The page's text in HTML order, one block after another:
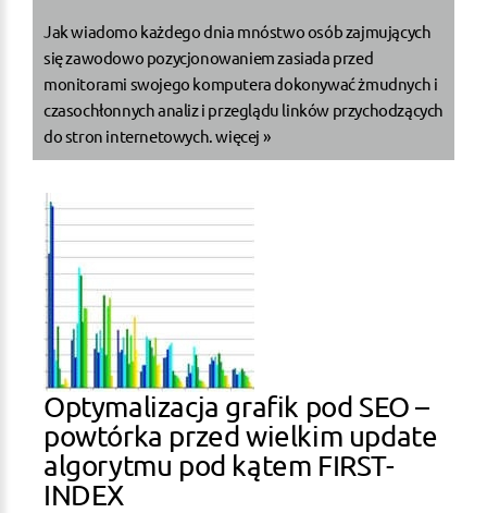
Jak wiadomo każdego dnia mnóstwo osób zajmujących
się zawodowo pozycjonowaniem zasiada przed
monitorami swojego komputera dokonywać żmudnych i
czasochłonnych analiz i przeglądu linków przychodzących
do stron internetowych.więcej »
Optymalizacja grafik pod SEO –
powtórka przed wielkim update
algorytmu pod kątem FIRST-
INDEX